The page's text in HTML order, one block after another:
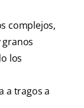
complejos,
granos
los
a tragos a